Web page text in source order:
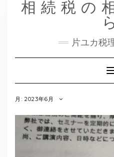
相続税の
片ユカ税
月: 2023年6月